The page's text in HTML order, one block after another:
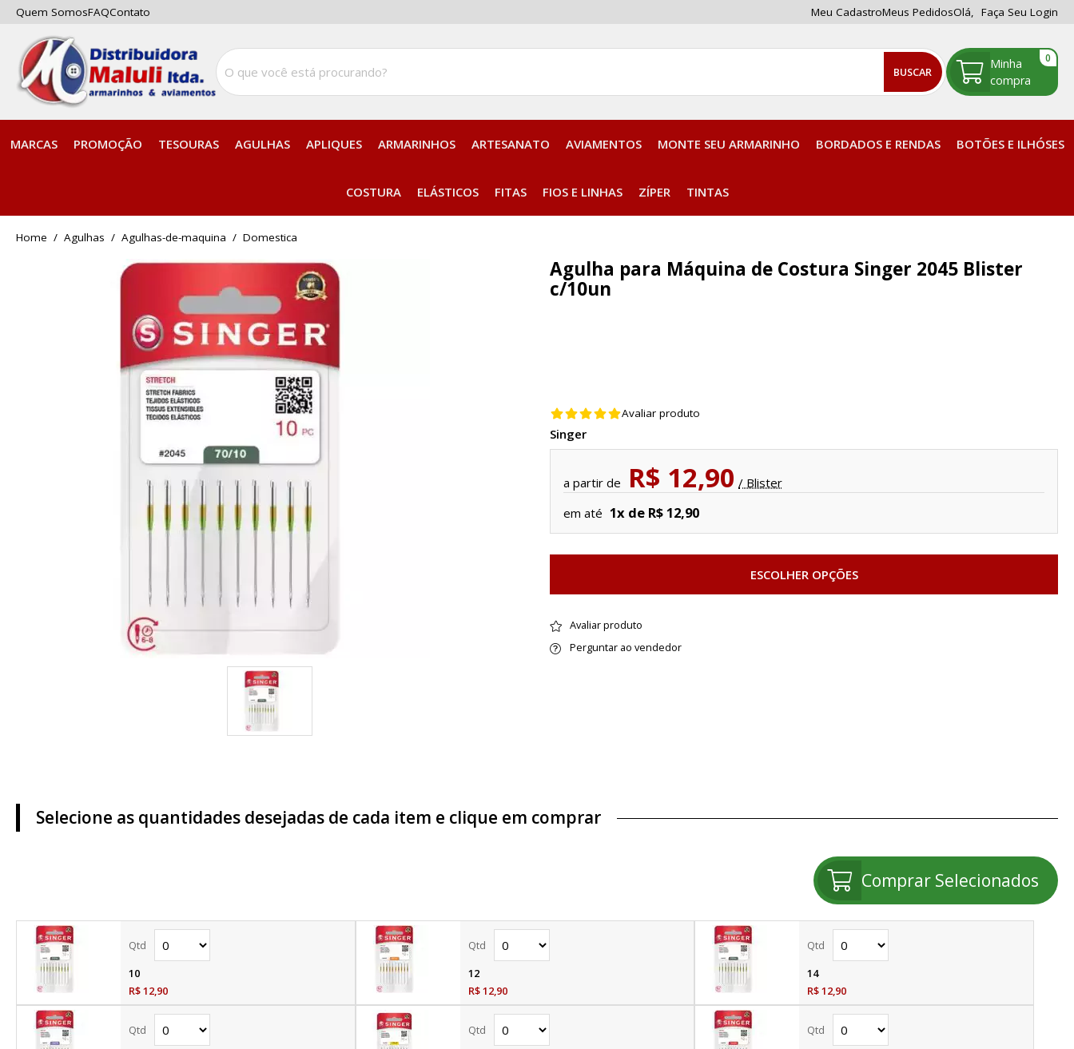
Quem SomosFAQContato Meu CadastroMeus PedidosOlá, Faça Seu Login
BUSCAR
0
MARCAS PROMOÇÃO TESOURAS AGULHAS APLIQUES ARMARINHOS ARTESANATO AVIAMENTOS MONTE SEU ARMARINHO BORDADOS E RENDAS BOTÕES E ILHÓSES
COSTURA ELÁSTICOS FITAS FIOS E LINHAS ZÍPER TINTAS
home Agulhas agulhas-de-maquina domestica
Agulha para Máquina de Costura Singer 2045 Blister
c/10un
Avaliar produto
Singer
a partir de R$ 12,90 / Blister
em até 1x de R$ 12,90
ESCOLHER OPÇÕES
Avaliar produto
Perguntar ao vendedor
Selecione as quantidades desejadas de cada item e clique em comprar
Comprar Selecionados
10
R$ 12,90
12
R$ 12,90
14
R$ 12,90